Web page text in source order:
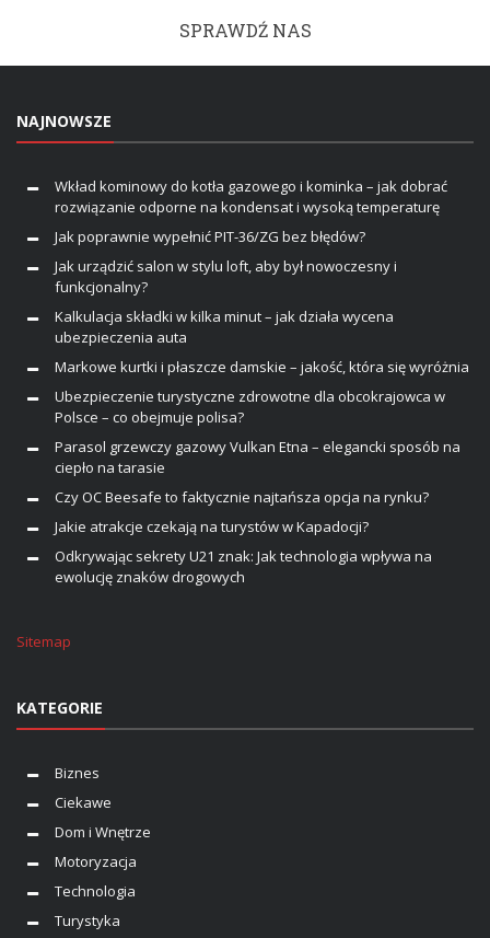
SPRAWDŹ NAS
NAJNOWSZE
Wkład kominowy do kotła gazowego i kominka – jak dobrać
rozwiązanie odporne na kondensat i wysoką temperaturę
Jak poprawnie wypełnić PIT-36/ZG bez błędów?
Jak urządzić salon w stylu loft, aby był nowoczesny i
funkcjonalny?
Kalkulacja składki w kilka minut – jak działa wycena
ubezpieczenia auta
Markowe kurtki i płaszcze damskie – jakość, która się wyróżnia
Ubezpieczenie turystyczne zdrowotne dla obcokrajowca w
Polsce – co obejmuje polisa?
Parasol grzewczy gazowy Vulkan Etna – elegancki sposób na
ciepło na tarasie
Czy OC Beesafe to faktycznie najtańsza opcja na rynku?
Jakie atrakcje czekają na turystów w Kapadocji?
Odkrywając sekrety U21 znak: Jak technologia wpływa na
ewolucję znaków drogowych
Sitemap
KATEGORIE
Biznes
Ciekawe
Dom i Wnętrze
Motoryzacja
Technologia
Turystyka